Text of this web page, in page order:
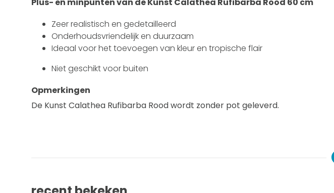
Plus- en minpunten van de Kunst Calathea Rufibarba Rood 60 cm
Zeer realistisch en gedetailleerd
Onderhoudsvriendelijk en duurzaam
Ideaal voor het toevoegen van kleur en tropische flair
Niet geschikt voor buiten
Opmerkingen
De Kunst Calathea Rufibarba Rood wordt zonder pot geleverd.